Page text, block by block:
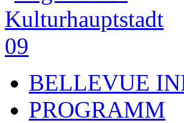
BELLEVUE
PROGRAMM